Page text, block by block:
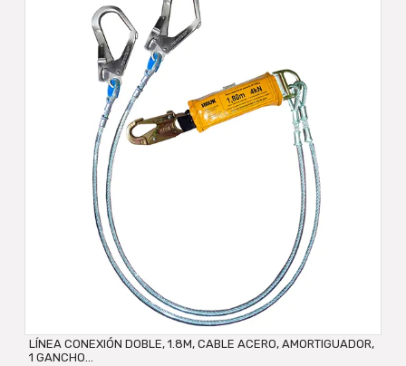
LÍNEA CONEXIÓN DOBLE, 1.8M, CABLE ACERO, AMORTIGUADOR,
1 GANCHO...